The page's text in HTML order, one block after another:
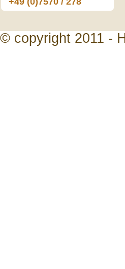
© copyright 2011 -